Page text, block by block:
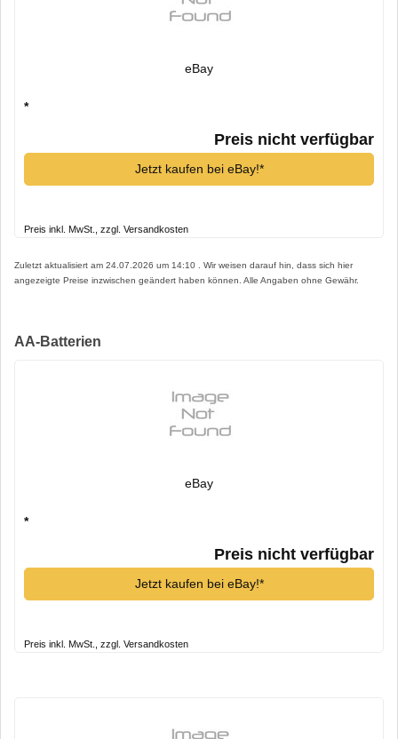
eBay
*
Preis nicht verfügbar
Jetzt kaufen bei eBay!*
Preis inkl. MwSt., zzgl. Versandkosten
Zuletzt aktualisiert am 24.07.2026 um 14:10 . Wir weisen darauf hin, dass sich hier
angezeigte Preise inzwischen geändert haben können. Alle Angaben ohne Gewähr.
AA-Batterien
eBay
*
Preis nicht verfügbar
Jetzt kaufen bei eBay!*
Preis inkl. MwSt., zzgl. Versandkosten